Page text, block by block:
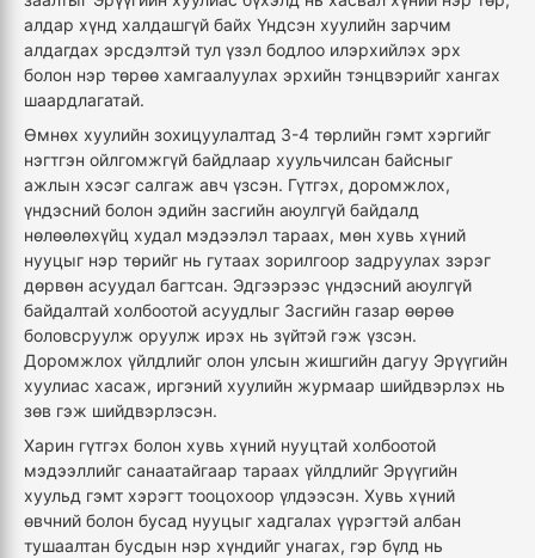
алдар хүнд халдашгүй байх Үндсэн хуулийн зарчим
алдагдах эрсдэлтэй тул үзэл бодлоо илэрхийлэх эрх
болон нэр төрөө хамгаалуулах эрхийн тэнцвэрийг хангах
шаардлагатай.
Өмнөх хуулийн зохицуулалтад 3-4 төрлийн гэмт хэргийг
нэгтгэн ойлгомжгүй байдлаар хуульчилсан байсныг
ажлын хэсэг салгаж авч үзсэн. Гүтгэх, доромжлох,
үндэсний болон эдийн засгийн аюулгүй байдалд
нөлөөлөхүйц худал мэдээлэл тараах, мөн хувь хүний
нууцыг нэр төрийг нь гутаах зорилгоор задруулах зэрэг
дөрвөн асуудал багтсан. Эдгээрээс үндэсний аюулгүй
байдалтай холбоотой асуудлыг Засгийн газар өөрөө
боловсруулж оруулж ирэх нь зүйтэй гэж үзсэн.
Доромжлох үйлдлийг олон улсын жишгийн дагуу Эрүүгийн
хуулиас хасаж, иргэний хуулийн журмаар шийдвэрлэх нь
зөв гэж шийдвэрлэсэн.
Харин гүтгэх болон хувь хүний нууцтай холбоотой
мэдээллийг санаатайгаар тараах үйлдлийг Эрүүгийн
хуульд гэмт хэрэгт тооцохоор үлдээсэн. Хувь хүний
өвчний болон бусад нууцыг хадгалах үүрэгтэй албан
тушаалтан бусдын нэр хүндийг унагах, гэр бүлд нь